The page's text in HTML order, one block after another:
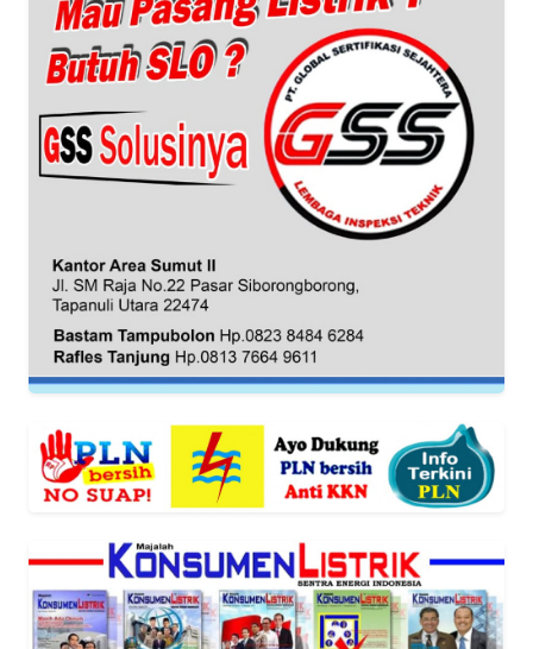
REDAKSI
KARIR
DISCLAIMER
Regional
WN
SUMUT
JAKARTA
WN
BANTEN